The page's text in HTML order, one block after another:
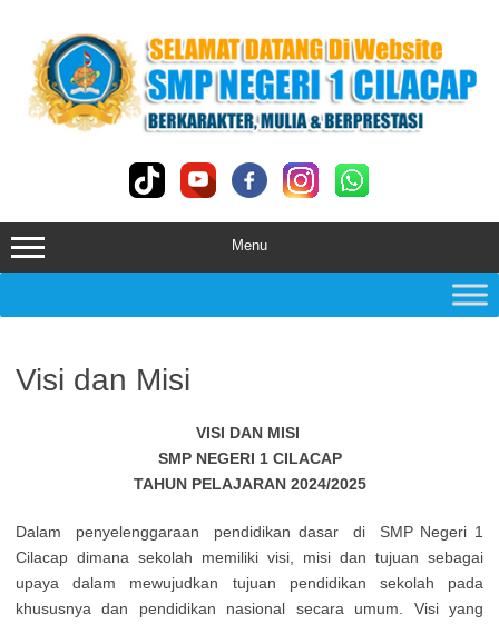
content
Menu
Visi dan Misi
VISI DAN MISI
SMP NEGERI 1 CILACAP
TAHUN PELAJARAN 2024/2025
Dalam penyelenggaraan pendidikan dasar di SMP Negeri 1
Cilacap dimana sekolah memiliki visi, misi dan tujuan sebagai
upaya dalam mewujudkan tujuan pendidikan sekolah pada
khususnya dan pendidikan nasional secara umum. Visi yang